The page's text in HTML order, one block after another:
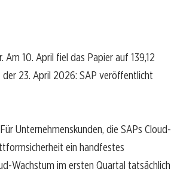
10. April fiel das Papier auf 139,12
23. April 2026: SAP veröffentlicht
Unternehmenskunden, die SAPs Cloud-
ein handfestes
Wachstum im ersten Quartal tatsächlich